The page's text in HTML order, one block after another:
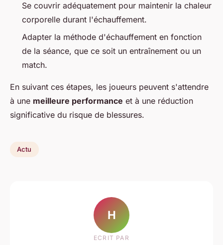
Se couvrir adéquatement pour maintenir la chaleur
corporelle durant l'échauffement.
Adapter la méthode d'échauffement en fonction
de la séance, que ce soit un entraînement ou un
match.
En suivant ces étapes, les joueurs peuvent s'attendre
à une meilleure performance et à une réduction
significative du risque de blessures.
Actu
H
ECRIT PAR